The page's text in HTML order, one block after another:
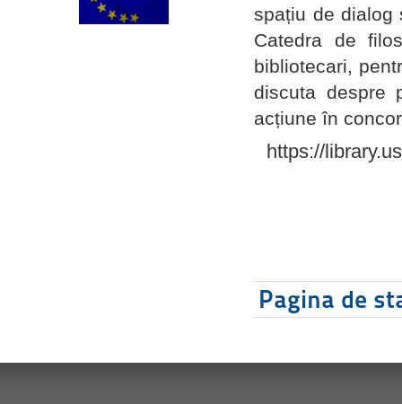
spațiu de dialog
Catedra de
bibliotecari,
discuta despre
acțiune în
https://
Pagina de